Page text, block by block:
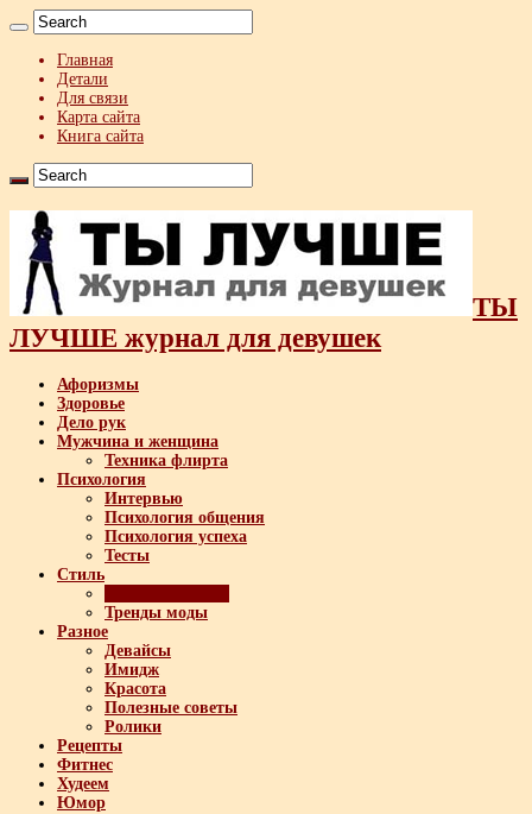
Главная
Детали
Для связи
Карта сайта
Книга сайта
ТЫ
ЛУЧШЕ журнал для девушек
Афоризмы
Здоровье
Дело рук
Мужчина и женщина
Техника флирта
Психология
Интервью
Психология общения
Психология успеха
Тесты
Стиль
Тренды моды
Разное
Девайсы
Имидж
Красота
Полезные советы
Ролики
Рецепты
Фитнес
Худеем
Юмор